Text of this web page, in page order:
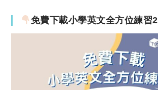
免費下載小學英文全方位練習2